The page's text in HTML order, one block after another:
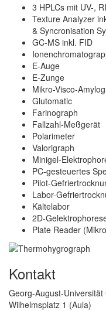
3 HPLCs mit UV-,
Texture Analyzer
& Syncronisation
GC-MS inkl. FID
E-Auge
E-Zunge
Mikro-Visco-
Glutomatic
Farinograph
Fallzahl-Meßgerät
Polarimeter
Valorigraph
Minigel-
PC-gesteuertes
Pilot-
Labor-
Kältelabor
2D-
Plate Reader
Kontakt
Georg-August-Universität
Wilhelmsplatz 1 (Aula)